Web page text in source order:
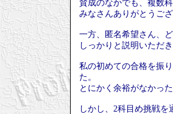
賛成のなかでも、複数
みなさんありがとうござ
一方、匿名希望さん、
しっかりと説明いただ
私の初めての合格を振
た。
とにかく余裕がなかった
しかし、2科目め挑戦